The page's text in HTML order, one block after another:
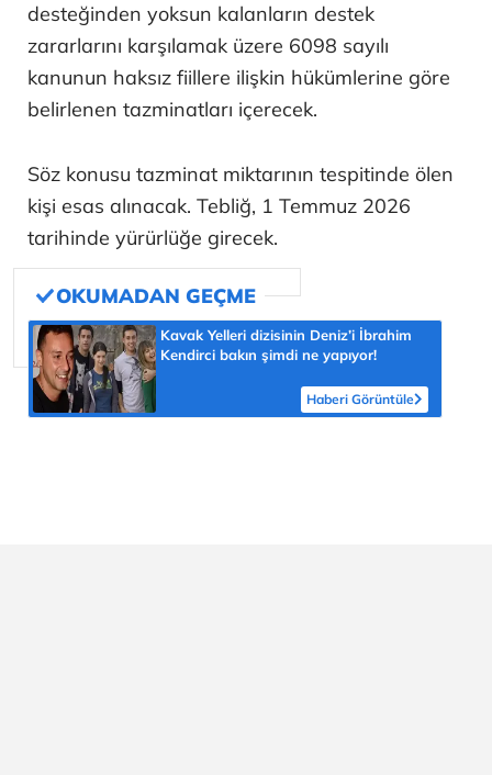
desteğinden yoksun kalanların destek
zararlarını karşılamak üzere 6098 sayılı
kanunun haksız fiillere ilişkin hükümlerine göre
belirlenen tazminatları içerecek.
Söz konusu tazminat miktarının tespitinde ölen
kişi esas alınacak. Tebliğ, 1 Temmuz 2026
tarihinde yürürlüğe girecek.
Kavak Yelleri dizisinin Deniz’i İbrahim
Kendirci bakın şimdi ne yapıyor!
Haberi Görüntüle